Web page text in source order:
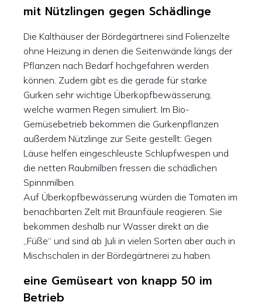
mit Nützlingen gegen Schädlinge
Die Kalthäuser der Bördegärtnerei sind Folienzelte
ohne Heizung in denen die Seitenwände längs der
Pflanzen nach Bedarf hochgefahren werden
können. Zudem gibt es die gerade für starke
Gurken sehr wichtige Überkopfbewässerung,
welche warmen Regen simuliert. Im Bio-
Gemüsebetrieb bekommen die Gurkenpflanzen
außerdem Nützlinge zur Seite gestellt: Gegen
Läuse helfen eingeschleuste Schlupfwespen und
die netten Raubmilben fressen die schädlichen
Spinnmilben.
Auf Überkopfbewässerung würden die Tomaten im
benachbarten Zelt mit Braunfäule reagieren. Sie
bekommen deshalb nur Wasser direkt an die
„Füße“ und sind ab Juli in vielen Sorten aber auch in
Mischschalen in der Bördegärtnerei zu haben.
eine Gemüseart von knapp 50 im
Betrieb